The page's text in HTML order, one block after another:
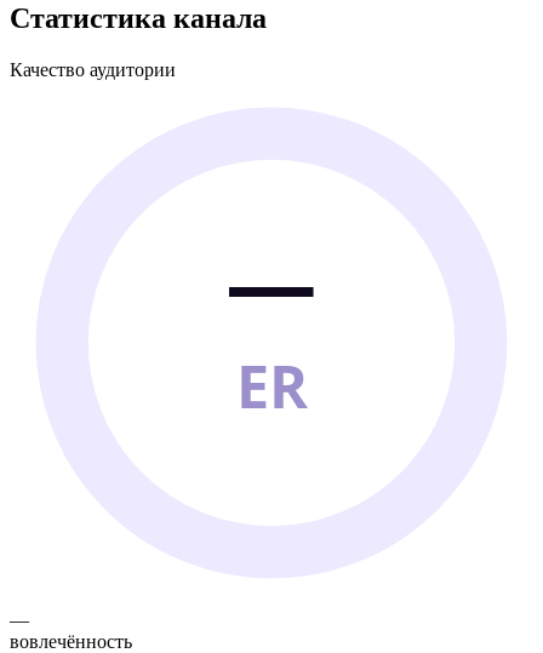
Статистика канала
Качество аудитории
—
ER
—
вовлечённость